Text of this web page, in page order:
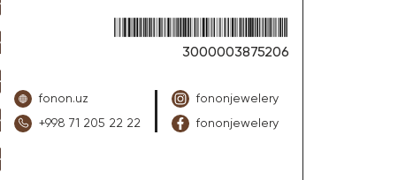
3000003875206
fonon.uz
+998 71 205 22 22
fononjewelery
fononjewelery